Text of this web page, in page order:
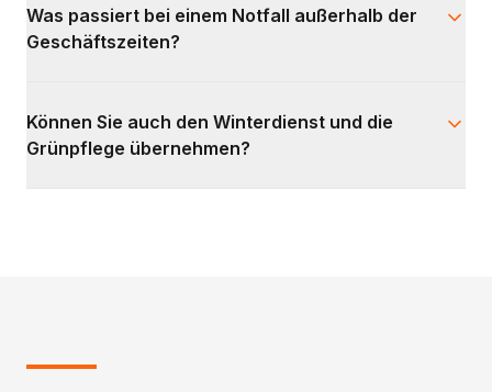
Was passiert bei einem Notfall außerhalb der
Geschäftszeiten?
Können Sie auch den Winterdienst und die
Grünpflege übernehmen?